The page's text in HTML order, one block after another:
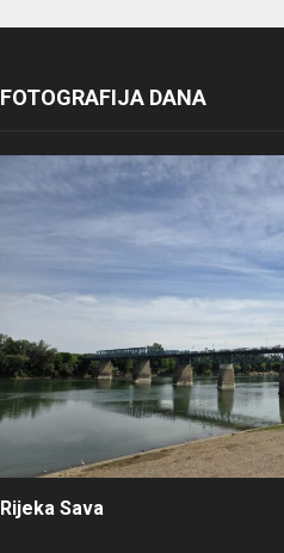
FOTOGRAFIJA DANA
Rijeka Sava